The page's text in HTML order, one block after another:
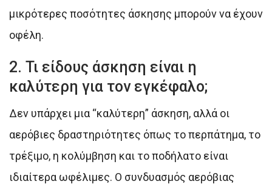
μικρότερες ποσότητες άσκησης μπορούν να έχουν
οφέλη.
2. Τι είδους άσκηση είναι η
καλύτερη για τον εγκέφαλο;
Δεν υπάρχει μια “καλύτερη” άσκηση, αλλά οι
αερόβιες δραστηριότητες όπως το περπάτημα, το
τρέξιμο, η κολύμβηση και το ποδήλατο είναι
ιδιαίτερα ωφέλιμες. Ο συνδυασμός αερόβιας